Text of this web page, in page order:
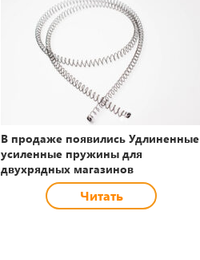
В продаже появились Удлиненные
усиленные пружины для
двухрядных магазинов
Читать